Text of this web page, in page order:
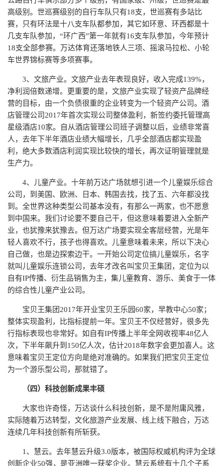
高级别。世巡赛级别的自行车队只有18支，世巡赛有多站比
赛，只有环法是十八支车队都参加，其它如环意、环西都是十
几支车队参加，“环广西”第一年就有16支车队参加，今年预计
18支全部参赛。万达体育还落地铁人三项、摇滚马拉松、小轮
车世界锦标赛等多项赛事。
3、文旅产业。文旅产业去年表现良好，收入完成139%，
净利润倍数递增。更重要的是，文旅产业实现了轻资产品牌经
营的目标，由一个负债很重的企业转变为一个轻资产公司。酒
店管理公司2017年首次实现公司整体盈利，新签约委托管理高
星级酒店10家。自从酒店管理公司班子调整以后，业绩非常喜
人，去年下半年酒店业绩大幅增长，几乎全部酒店都实现盈
利，绝大多数酒店利润实现比较快的增长，再次证明管理就是
生产力。
4、儿童产业。十年前万达广场就想引进一个儿童娱乐综合
公司，到美国、欧洲、日本、韩国去找，找了五、六年都没找
到。全世界这种类型公司基本没有，有那么一两家，也不愿意
到中国来。我们讨论要不要自己干，但这意味着要进入全新产
业，也犹豫来犹豫去。但万达广场要实现全客层经营，光是年
轻人喜欢不行，孩子也得喜欢。儿童意味着未来，所以下决心
自己做，也是边探索边干。一开始公司定位搞儿童娱乐，名字
就叫儿童娱乐连锁公司，去年才改名叫宝贝王集团，定位为以
自有IP传播、衍生品销售为主，集儿童教育、游乐、美食于一体
的综合性儿童产业公司。
宝贝王集团2017年开业宝贝王乐园60家，早教中心50家；
整体实现盈利，比指标提前一年。宝贝王不仅经营好，很多先
行指标表现也非常好。如自有IP传播上半年全网收视率48亿人
次，下半年飙升到150亿人次，估计2018年数字会更加喜人。这
意味着宝贝王定位方向是绝对准确的。如果我们把宝贝王定位
为一个游乐型公司，那就错了。
（四）科技创新成果丰硕
大家也许奇怪，万达谈什么科技创新，是不是附庸风雅，
实际随着万达转型，文化旅游产业发展、线上线下融合，万达
连续几年科技创新有所斩获。
1、慧云。去年慧云升级3.0版本，被国际权威机构评为全球
创新企业50强，是亚洲唯一获奖企业。慧云系统有十几个子系